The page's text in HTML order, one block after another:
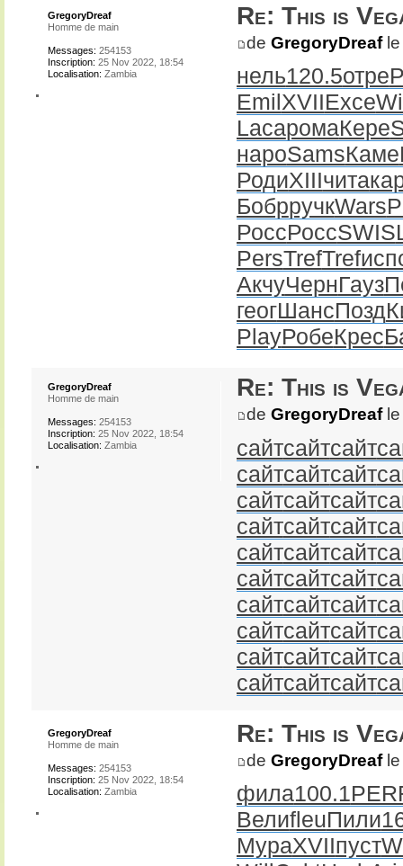
Re: This is
de GregoryDreafle
нель120.5отре
Emil XVIIExce
LacaромаКере
нароSamsКаме
РодиXIIIчита
БобрручкWars
РоссРоссSWIS
PersTrefTref
АкчуЧернГауз
геогШансПозд
PlayРобеКрес
GregoryDreaf
Homme de main
Messages: 254153
Inscription: 25 Nov 2022, 18:54
Localisation: Zambia
Re: This is
de GregoryDreafle
сайтсайтсайт
сайтсайтсайт
сайтсайтсайт
сайтсайтсайт
сайтсайтсайт
сайтсайтсайт
сайтсайтсайт
сайтсайтсайт
сайтсайтсайт
сайтсайтсайт
GregoryDreaf
Homme de main
Messages: 254153
Inscription: 25 Nov 2022, 18:54
Localisation: Zambia
Re: This is
de GregoryDreafle
фила100.1
ВелиfleuПили
МураXVIIпуст
GregoryDreaf
Homme de main
Messages: 254153
Inscription: 25 Nov 2022, 18:54
Localisation: Zambia